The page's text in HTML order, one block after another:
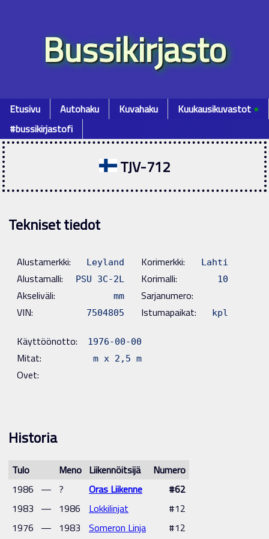
Bussikirjasto
Etusivu Autohaku Kuvahaku Kuukausikuvastot٭
#bussikirjastofi
TJV-712
Tekniset tiedot
Alustamerkki: Leyland
Alustamalli: PSU 3C-2L
Akseliväli: mm
VIN: 7504805
Korimerkki: Lahti
Korimalli: 10
Sarjanumero:
Istumapaikat:
kpl
Käyttöönotto: 1976-00-00
Mitat: m x 2,5 m
Ovet:
Historia
Tulo Meno Liikennöitsijä
Numero
1986 — ? Oras Liikenne
#62
1983 — 1986 Lokkilinjat
#12
1976 — 1983 Someron Linja #12